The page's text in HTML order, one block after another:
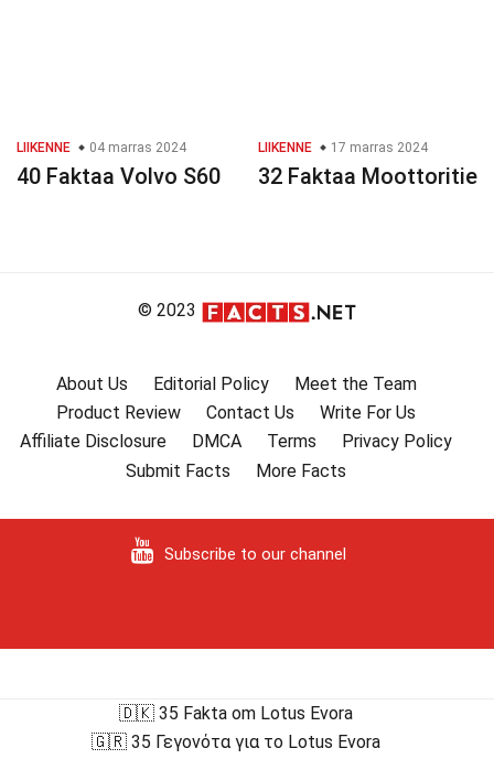
LIIKENNE 04 marras 2024
40 Faktaa Volvo S60
LIIKENNE 17 marras 2024
32 Faktaa Moottoritie
© 2023
About Us Editorial Policy
Meet the Team
Product Review
Contact Us
Write For Us
Affiliate Disclosure
DMCA Terms
Privacy Policy
Submit Facts
More Facts
Subscribe to our channel
🇩🇰 35 Fakta om Lotus Evora
🇬🇷 35 Γεγονότα για το Lotus Evora